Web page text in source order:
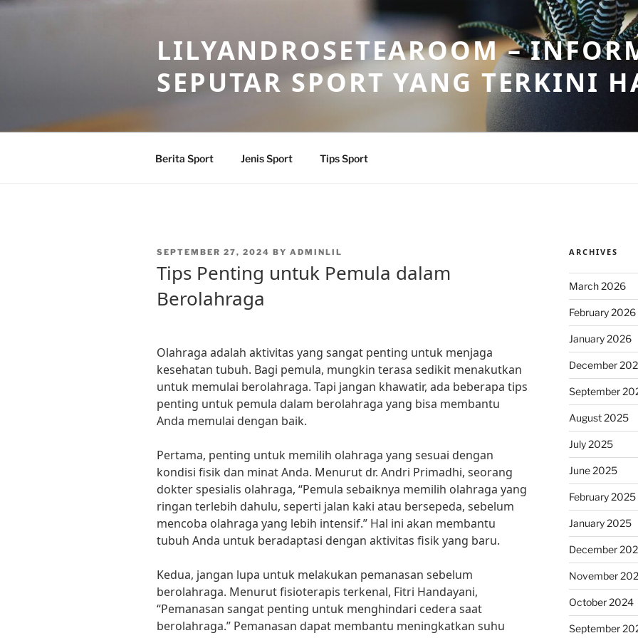
Skip
LILYANDROSETEAROOM –
SEPUTAR SPORT YANG TERKINI
Berita Sport Jenis Sport Tips Sport
POSTED
SEPTEMBER 27, 2024 BY ADMINLIL
Tips Penting untuk Pemula dalam
Berolahraga
Olahraga adalah aktivitas yang sangat penting untuk menjaga
kesehatan tubuh. Bagi pemula, mungkin terasa sedikit menakutkan
untuk memulai berolahraga. Tapi jangan khawatir, ada beberapa tips
penting untuk pemula dalam berolahraga yang bisa membantu
Anda memulai dengan baik.
Pertama, penting untuk memilih olahraga yang sesuai dengan
kondisi fisik dan minat Anda. Menurut dr. Andri Primadhi, seorang
dokter spesialis olahraga, “Pemula sebaiknya memilih olahraga yang
ringan terlebih dahulu, seperti jalan kaki atau bersepeda, sebelum
mencoba olahraga yang lebih intensif.” Hal ini akan membantu
tubuh Anda untuk beradaptasi dengan aktivitas fisik yang baru.
Kedua, jangan lupa untuk melakukan pemanasan sebelum
berolahraga. Menurut fisioterapis terkenal, Fitri Handayani,
“Pemanasan sangat penting untuk menghindari cedera saat
berolahraga.” Pemanasan dapat membantu meningkatkan suhu
ARCHIVES
March 2026
February 2026
January 2026
December
September
August 2025
July 2025
June 2025
February 2025
January 2025
December
November
October 2024
September